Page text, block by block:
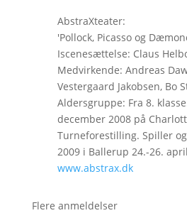
AbstraXteater:
'Pollock, Picasso og
Iscenesættelse: Claus
Medvirkende: Andreas
Vestergaard Jakobsen, Bo
Aldersgruppe: Fra 8.
december 2008 på
Turneforestilling. Spiller
2009 i Ballerup 24.-26.
www.abstrax.dk
Flere anmeldelser